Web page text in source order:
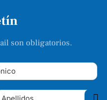
son obligatorios.